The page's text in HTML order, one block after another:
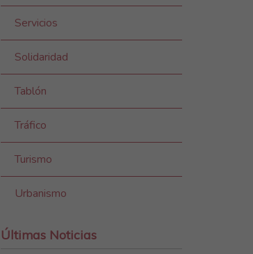
Servicios
Solidaridad
Tablón
Tráfico
Turismo
Urbanismo
Últimas Noticias